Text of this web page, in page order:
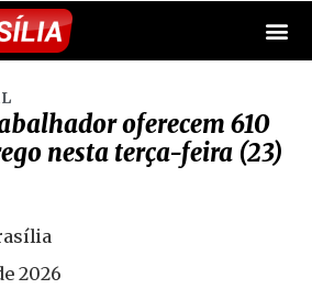
oferecem 610
nesta terça-feira (23)
2026